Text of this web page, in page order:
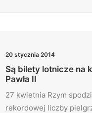
20 stycznia 2014
Są bilety lotnicze na
Pawła II
27 kwietnia Rzym
rekordowej liczby